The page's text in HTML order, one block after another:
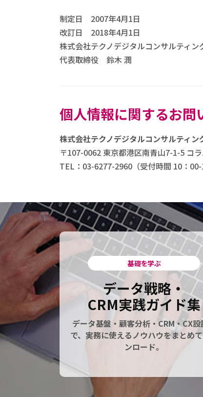
制定日 2007年4月1日
改訂日 2018年4月1日
株式会社テクノデジタルコンサルティン
代表取締役 鈴木 潤
個人情報に関するお問
株式会社テクノデジタルコンサルティ
〒107-0062 東京都港区南青山7-1-5 コ
TEL：03-6277-2960（受付時間 10：
基礎を学ぶ
データ戦略・
CRM実践ガイド集
データ基盤・顧客分析・CRM・CX設
で、実務に使えるノウハウをまとめ
ンロード。